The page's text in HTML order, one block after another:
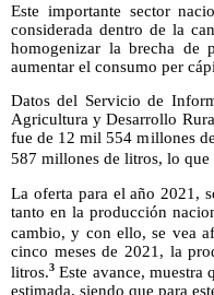
Este importante sector
considerada dentro de la
homogenizar la brecha de
aumentar el consumo per
Datos del Servicio de
Agricultura y Desarrollo
fue de 12 mil 554 millones
587 millones de litros, lo
La oferta para el año 2021,
tanto en la producción
cambio, y con ello, se vea
cinco meses de 2021, la
litros.3 Este avance, muestra
estimada, siendo que para